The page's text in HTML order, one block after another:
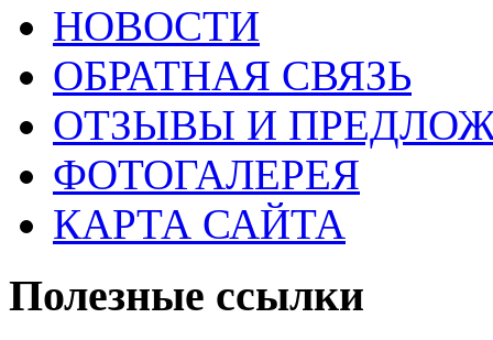
НОВОСТИ
ОБРАТНАЯ СВЯЗЬ
ОТЗЫВЫ И
ФОТОГАЛЕРЕЯ
КАРТА САЙТА
Полезные ссылки